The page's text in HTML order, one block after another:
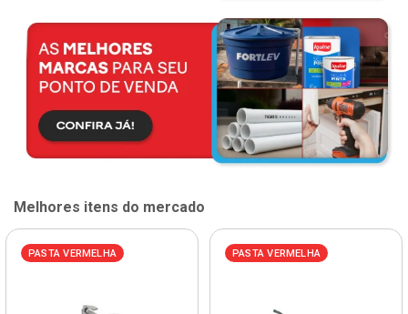
Melhores itens do mercado
PASTA VERMELHA PASTA VERMELHA